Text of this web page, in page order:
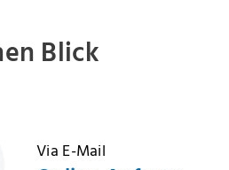
Blick
Via E-Mail